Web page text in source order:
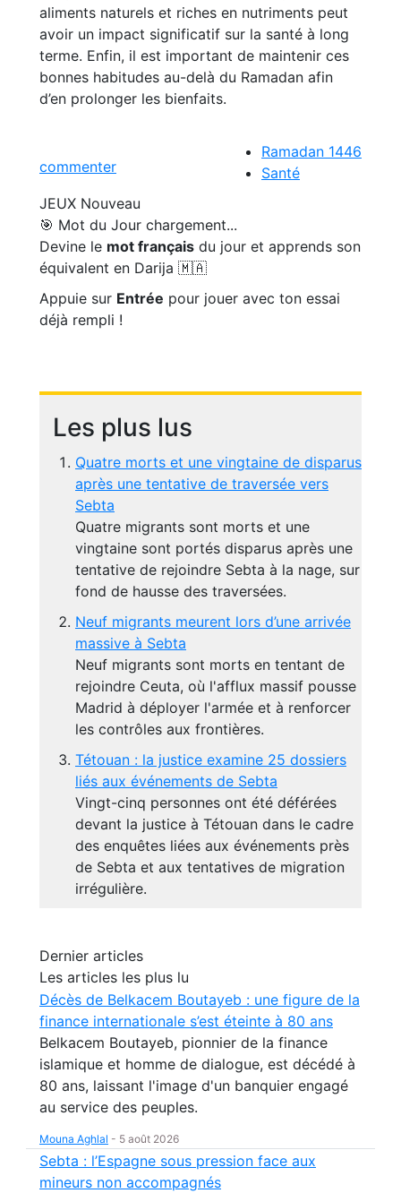
aliments naturels et riches en nutriments peut
avoir un impact significatif sur la santé à long
terme. Enfin, il est important de maintenir ces
bonnes habitudes au-delà du Ramadan afin
d’en prolonger les bienfaits.
commenter
Ramadan 1446
Santé
JEUX Nouveau
🎯 Mot du Jour chargement...
Devine le mot français du jour et apprends son
équivalent en Darija 🇲🇦
Appuie sur Entrée pour jouer avec ton essai
déjà rempli !
Les plus lus
Quatre morts et une vingtaine de disparus
après une tentative de traversée vers
Sebta
Quatre migrants sont morts et une
vingtaine sont portés disparus après une
tentative de rejoindre Sebta à la nage, sur
fond de hausse des traversées.
Neuf migrants meurent lors d’une arrivée
massive à Sebta
Neuf migrants sont morts en tentant de
rejoindre Ceuta, où l'afflux massif pousse
Madrid à déployer l'armée et à renforcer
les contrôles aux frontières.
Tétouan : la justice examine 25 dossiers
liés aux événements de Sebta
Vingt-cinq personnes ont été déférées
devant la justice à Tétouan dans le cadre
des enquêtes liées aux événements près
de Sebta et aux tentatives de migration
irrégulière.
Dernier articles
Les articles les plus lu
Décès de Belkacem Boutayeb : une figure de la
finance internationale s’est éteinte à 80 ans
Belkacem Boutayeb, pionnier de la finance
islamique et homme de dialogue, est décédé à
80 ans, laissant l'image d'un banquier engagé
au service des peuples.
Mouna Aghlal - 5 août 2026
Sebta : l’Espagne sous pression face aux
mineurs non accompagnés